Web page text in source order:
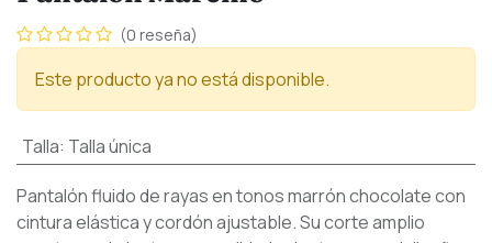
(0 reseña)
Este producto ya no está disponible.
Talla: Talla única
Pantalón fluido de rayas en tonos marrón chocolate con
cintura elástica y cordón ajustable. Su corte amplio